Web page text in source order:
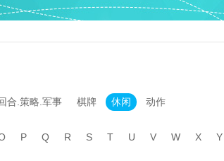
合.策略.军事 棋牌 休闲 动作
P Q R S T U V W X Y